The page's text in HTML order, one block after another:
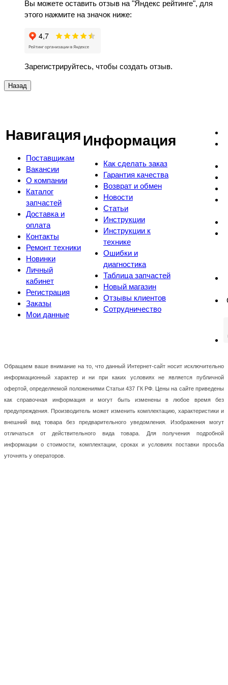
Вы можете оставить отзыв на "Яндекс рейтинге", для
этого нажмите на значок ниже:
Зарегистрируйтесь, чтобы создать отзыв.
Навигация
Поставщикам
Вакансии
О компании
Каталог
запчастей
Доставка и
оплата
Контакты
Ремонт техники
Новинки
Личный
кабинет
Регистрация
Заказы
Мои данные
Информация
Как сделать заказ
Гарантия качества
Возврат и обмен
Новости
Статьи
Инструкции
Инструкции к
технике
Ошибки и
диагностика
Таблица запчастей
Новый магазин
Отзывы клиентов
Сотрудничество
Обращаем ваше внимание на то, что данный Интернет-сайт носит исключительно
информационный характер и ни при каких условиях не является публичной
офертой, определяемой положениями Статьи 437 ГК РФ. Цены на сайте приведены
как справочная информация и могут быть изменены в любое время без
предупреждения. Производитель может изменить комплектацию, характеристики и
внешний вид товара без предварительного уведомления. Изображения могут
отличаться от действительного вида товара. Для получения подробной
информации о стоимости, комплектации, сроках и условиях поставки просьба
уточнять у операторов.